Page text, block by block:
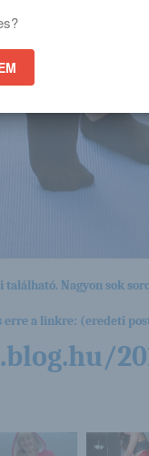
Nagyon sok
a linkre: (eredeti